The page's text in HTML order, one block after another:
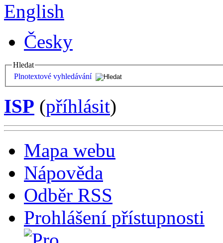
English
Česky
Hledat
Plnotextové vyhledávání
ISP (příhlásit)
Mapa webu
Nápověda
Odběr RSS
Prohlášení přístupnosti